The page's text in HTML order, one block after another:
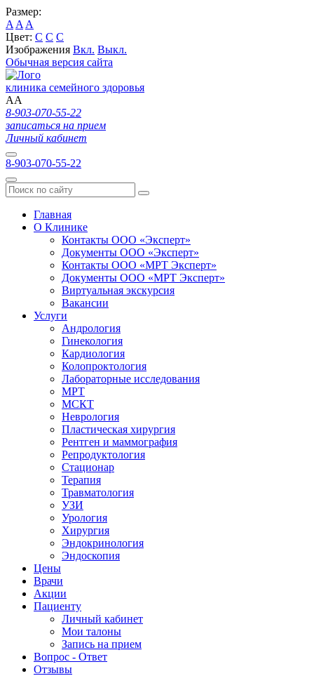
Размер:
A A A
Цвет: C C C
Изображения Вкл. Выкл.
Обычная версия сайта
клиника семейного здоровья
AA
8-903-070-55-22
записаться на прием
Личный кабинет
8-903-070-55-22
Главная
О Клинике
Контакты ООО «Эксперт»
Документы ООО «Эксперт»
Контакты ООО «МРТ Эксперт»
Документы ООО «МРТ Эксперт»
Виртуальная экскурсия
Вакансии
Услуги
Андрология
Гинекология
Кардиология
Колопроктология
Лабораторные исследования
МРТ
МСКТ
Неврология
Пластическая хирургия
Рентген и маммография
Репродуктология
Стационар
Терапия
Травматология
УЗИ
Урология
Хирургия
Эндокринология
Эндоскопия
Цены
Врачи
Акции
Пациенту
Личный кабинет
Мои талоны
Запись на прием
Вопрос - Ответ
Отзывы